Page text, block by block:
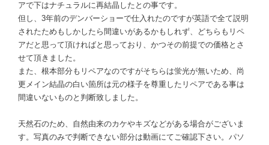
アで下はナチュラルに再結晶したとの事です。
但し、3年前のデンバーショーで仕入れたのですが英語で全て説明
されたためもしかしたら間違いがあるかもしれず、どちらもリペ
アだと思って頂ければと思っており、かつその前提での価格とさ
せて頂きました。
また、根本部分もリペアなのですがそちらは蛍光が無いため、尚
更メイン結晶の白い箇所は元の様子を尊重したリペアである事は
間違いないものと判断致しました。
天然石のため、自然由来のカケやキズなどがある場合がございま
す。写真のみで判断できない部分は動画にてご確認下さい。パソ